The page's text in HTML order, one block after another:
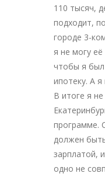
110 тысяч,
подходит,
городе 3-
я не могу
чтобы я был
ипотеку. А
В итоге я
программе.
должен
зарплатой,
одно не